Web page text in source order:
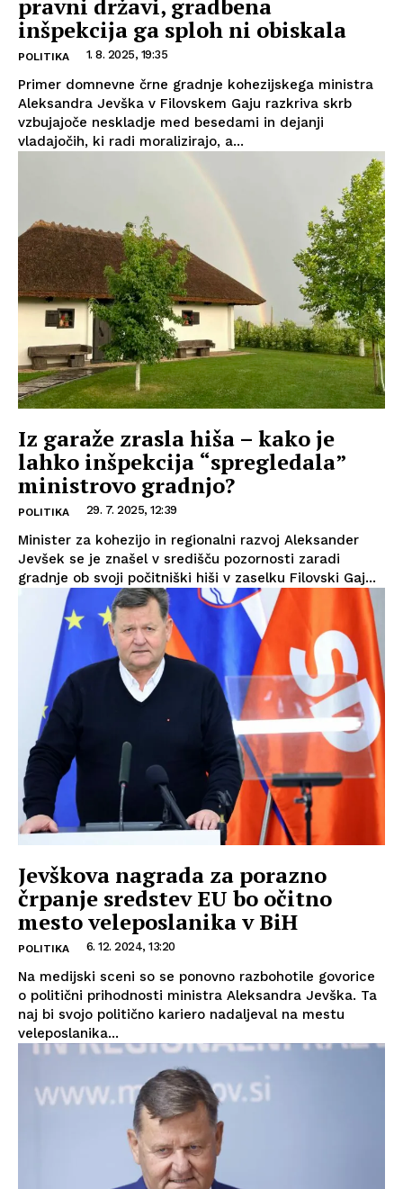
pravni državi, gradbena
inšpekcija ga sploh ni obiskala
POLITIKA 1. 8. 2025, 19:35
Primer domnevne črne gradnje kohezijskega ministra
Aleksandra Jevška v Filovskem Gaju razkriva skrb
vzbujajoče neskladje med besedami in dejanji
vladajočih, ki radi moralizirajo, a...
Iz garaže zrasla hiša – kako je
lahko inšpekcija “spregledala”
ministrovo gradnjo?
POLITIKA 29. 7. 2025, 12:39
Minister za kohezijo in regionalni razvoj Aleksander
Jevšek se je znašel v središču pozornosti zaradi
gradnje ob svoji počitniški hiši v zaselku Filovski Gaj...
Jevškova nagrada za porazno
črpanje sredstev EU bo očitno
mesto veleposlanika v BiH
POLITIKA 6. 12. 2024, 13:20
Na medijski sceni so se ponovno razbohotile govorice
o politični prihodnosti ministra Aleksandra Jevška. Ta
naj bi svojo politično kariero nadaljeval na mestu
veleposlanika...